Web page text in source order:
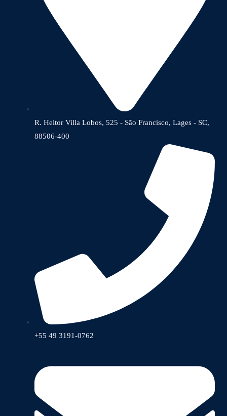
R. Heitor Villa Lobos, 525 - São Francisco, Lages - SC,
88506-400
+55 49 3191-0762